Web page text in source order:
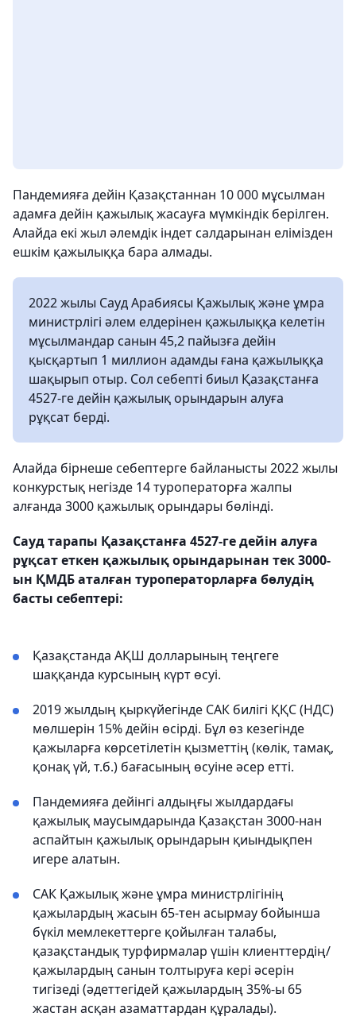
Пандемияға дейін Қазақстаннан 10 000 мұсылман
адамға дейін қажылық жасауға мүмкіндік берілген.
Алайда екі жыл әлемдік індет салдарынан елімізден
ешкім қажылыққа бара алмады.
2022 жылы Сауд Арабиясы Қажылық және ұмра
министрлігі әлем елдерінен қажылыққа келетін
мұсылмандар санын 45,2 пайызға дейін
қысқартып 1 миллион адамды ғана қажылыққа
шақырып отыр. Сол себепті биыл Қазақстанға
4527-ге дейін қажылық орындарын алуға
рұқсат берді.
Алайда бірнеше себептерге байланысты 2022 жылы
конкурстық негізде 14 туроператорға жалпы
алғанда 3000 қажылық орындары бөлінді.
Сауд тарапы Қазақстанға 4527-ге дейін алуға
рұқсат еткен қажылық орындарынан тек 3000-
ын ҚМДБ аталған туроператорларға бөлудің
басты себептері:
Қазақстанда АҚШ долларының теңгеге
шаққанда курсының күрт өсуі.
2019 жылдың қыркүйегінде САК билігі ҚҚС (НДС)
мөлшерін 15% дейін өсірді. Бұл өз кезегінде
қажыларға көрсетілетін қызметтің (көлік, тамақ,
қонақ үй, т.б.) бағасының өсуіне әсер етті.
Пандемияға дейінгі алдыңғы жылдардағы
қажылық маусымдарында Қазақстан 3000-нан
аспайтын қажылық орындарын қиындықпен
игере алатын.
САК Қажылық және ұмра министрлігінің
қажылардың жасын 65-тен асырмау бойынша
бүкіл мемлекеттерге қойылған талабы,
қазақстандық турфирмалар үшін клиенттердің/
қажылардың санын толтыруға кері әсерін
тигізеді (әдеттегідей қажылардың 35%-ы 65
жастан асқан азаматтардан құралады).